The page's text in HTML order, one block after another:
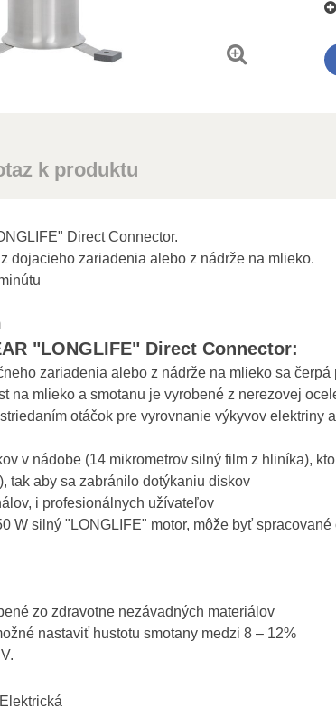
k produktu
Direct Connector.
dojacieho zariadenia alebo z nádrže na mlieko.
"LONGLIFE" Direct Connector:
zariadenia alebo z nádrže na mlieko sa
na mlieko a smotanu je vyrobené z nerezovej
otáčok pre vyrovnanie výkyvov elektriny
v nádobe (14 mikrometrov silný film z hliníka),
tak aby sa zabránilo dotýkaniu diskov
i profesionálnych užívateľov
W silný "LONGLIFE" motor, môže byť
zo zdravotne nezávadných materiálov
nastaviť hustotu smotany medzi 8 – 12%
Elektrická